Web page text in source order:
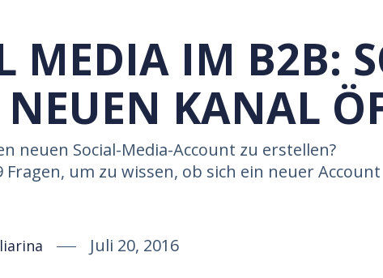
MEDIA IM B2B:
KANAL
neuen Social-Media-Account zu erstellen?
Fragen, um zu wissen, ob sich ein neuer Account
Juli 20, 2016